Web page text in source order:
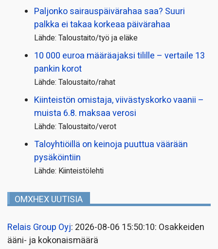
Paljonko sairauspäivä­rahaa saa? Suuri
palkka ei takaa korkeaa päivärahaa
Lähde: Taloustaito/työ ja eläke
10 000 euroa määräajaksi tilille – vertaile 13
pankin korot
Lähde: Taloustaito/rahat
Kiinteistön omistaja, viivästyskorko vaanii –
muista 6.8. maksaa verosi
Lähde: Taloustaito/verot
Taloyhtiöillä on keinoja puuttua väärään
pysäköintiin
Lähde: Kiinteistölehti
OMXHEX UUTISIA
Relais Group Oyj: 2026-08-06 15:50:10: Osakkeiden
ääni- ja kokonaismäärä